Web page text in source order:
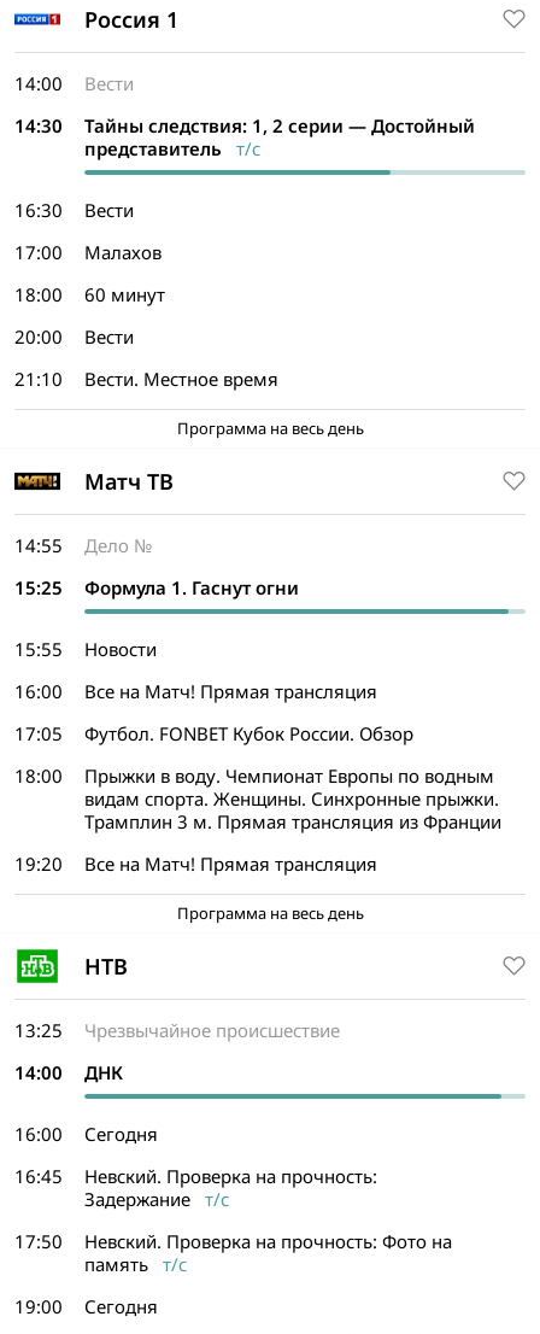
Россия 1
14:00
Вести
14:30
Тайны следствия: 1, 2 серии — Достойный
представитель т/с
16:30
Вести
17:00
Малахов
18:00
60 минут
20:00
Вести
21:10
Вести. Местное время
Программа на весь день
Матч ТВ
14:55
Дело №
15:25
Формула 1. Гаснут огни
15:55
Новости
16:00
Все на Матч! Прямая трансляция
17:05
Футбол. FONBET Кубок России. Обзор
18:00
Прыжки в воду. Чемпионат Европы по водным
видам спорта. Женщины. Синхронные прыжки.
Трамплин 3 м. Прямая трансляция из Франции
19:20
Все на Матч! Прямая трансляция
Программа на весь день
НТВ
13:25
Чрезвычайное происшествие
14:00
ДНК
16:00
Сегодня
16:45
Невский. Проверка на прочность:
Задержание т/с
17:50
Невский. Проверка на прочность: Фото на
память т/с
19:00
Сегодня